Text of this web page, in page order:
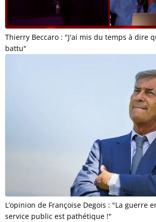
Thierry Beccaro : "J'ai mis du temps à dire
battu"
L’opinion de Françoise Degois : "La guerre
service public est pathétique !"